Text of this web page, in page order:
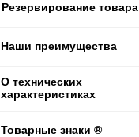
Резервирование товара
Наши преимущества
О технических
характеристиках
Товарные знаки ®